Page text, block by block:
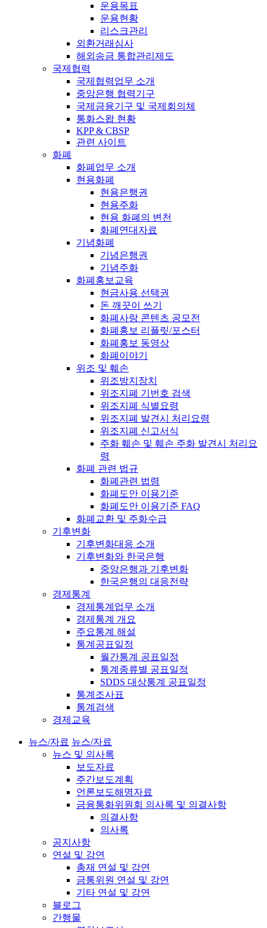
운용목표
운용현황
리스크관리
외환거래심사
해외송금 통합관리제도
국제협력
국제협력업무 소개
중앙은행 협력기구
국제금융기구 및 국제회의체
통화스왑 현황
KPP & CBSP
관련 사이트
화폐
화폐업무 소개
현용화폐
현용은행권
현용주화
현용 화폐의 변천
화폐연대자료
기념화폐
기념은행권
기념주화
화폐홍보교육
현금사용 선택권
돈 깨끗이 쓰기
화폐사랑 콘텐츠 공모전
화폐홍보 리플릿/포스터
화폐홍보 동영상
화폐이야기
위조 및 훼손
위조방지장치
위조지폐 기번호 검색
위조지폐 식별요령
위조지폐 발견시 처리요령
위조지폐 신고서식
주화 훼손 및 훼손 주화 발견시 처리요
령
화폐 관련 법규
화폐관련 법령
화폐도안 이용기준
화폐도안 이용기준 FAQ
화폐교환 및 주화수급
기후변화
기후변화대응 소개
기후변화와 한국은행
중앙은행과 기후변화
한국은행의 대응전략
경제통계
경제통계업무 소개
경제통계 개요
주요통계 해설
통계공표일정
월간통계 공표일정
통계종류별 공표일정
SDDS 대상통계 공표일정
통계조사표
통계검색
경제교육
뉴스/자료 뉴스/자료
뉴스 및 의사록
보도자료
주간보도계획
언론보도해명자료
금융통화위원회 의사록 및 의결사항
의결사항
의사록
공지사항
연설 및 강연
총재 연설 및 강연
금통위원 연설 및 강연
기타 연설 및 강연
블로그
간행물